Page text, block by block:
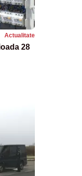
Actualitate
28